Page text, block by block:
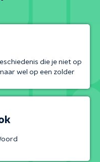
die je niet op
wel op een zolder